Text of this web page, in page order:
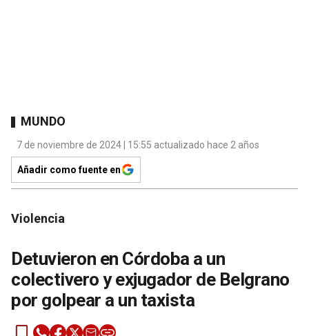
MUNDO
7 de noviembre de 2024 | 15:55 actualizado hace 2 años
Añadir como fuente en
Violencia
Detuvieron en Córdoba a un
colectivero y exjugador de Belgrano
por golpear a un taxista